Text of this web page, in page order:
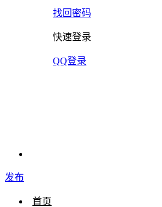
找回密码
快速登录
QQ登录
发布
首页